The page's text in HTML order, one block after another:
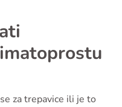
za trepavice ili je to